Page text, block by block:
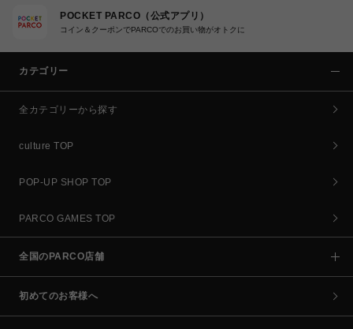
POCKET PARCO（公式アプリ）
コイン＆クーポンでPARCOでのお買い物がオトクに
カテゴリー
全カテゴリーから探す
culture TOP
POP-UP SHOP TOP
PARCO GAMES TOP
全国のPARCO店舗
初めてのお客様へ